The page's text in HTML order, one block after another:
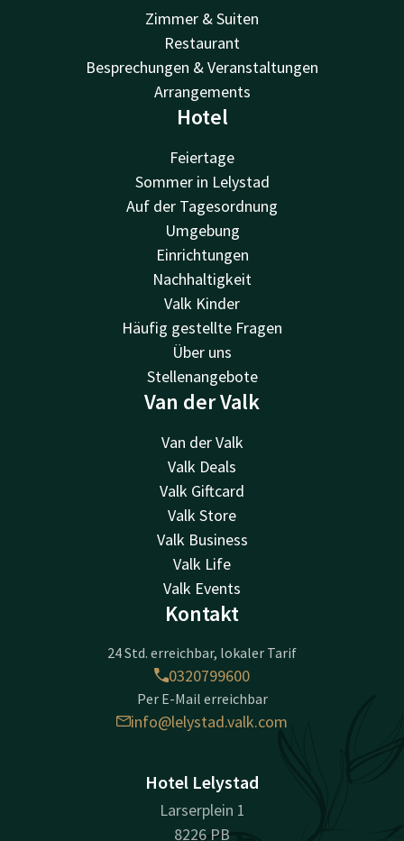
Zimmer & Suiten
Restaurant
Besprechungen & Veranstaltungen
Arrangements
Hotel
Feiertage
Sommer in Lelystad
Auf der Tagesordnung
Umgebung
Einrichtungen
Nachhaltigkeit
Valk Kinder
Häufig gestellte Fragen
Über uns
Stellenangebote
Van der Valk
Van der Valk
Valk Deals
Valk Giftcard
Valk Store
Valk Business
Valk Life
Valk Events
Kontakt
24 Std. erreichbar, lokaler Tarif
0320799600
Per E-Mail erreichbar
info@lelystad.valk.com
Hotel Lelystad
Larserplein 1
8226 PB